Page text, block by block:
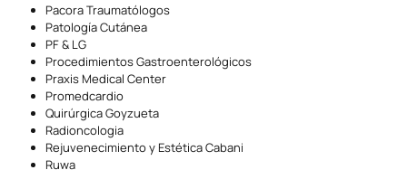
Pacora Traumatólogos
Patología Cutánea
PF & LG
Procedimientos Gastroenterológicos
Praxis Medical Center
Promedcardio
Quirúrgica Goyzueta
Radioncologia
Rejuvenecimiento y Estética Cabani
Ruwa